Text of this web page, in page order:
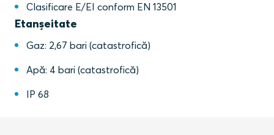
Clasificare E/EI conform EN 13501
Etanșeitate
Gaz: 2,67 bari (catastrofică)
Apă: 4 bari (catastrofică)
IP 68